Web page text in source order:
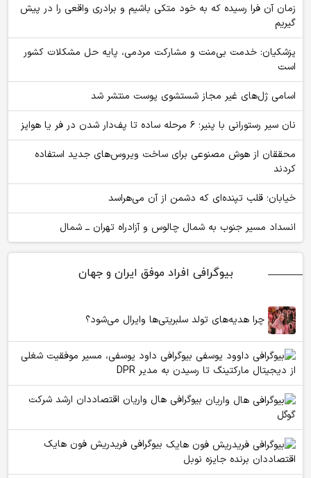
زمان آن فرا رسیده که به خود متکی باشیم و برادری واقعی را در پیش
گیریم
پزشکیان: خدمت بی‌منت و مشارکت مردمی، پایه حل مشکلات کشور
است
اسامی ژل‌های غیر مجاز شستشوی پوست منتشر شد
نان سیر رستورانی با پنیر؛ ۶ مرحله ساده تا پف‌دار شدن در فر یا هواپز
محققان از هوش مصنوعی برای ساخت ویروس‌های جدید استفاده
کردند
خیابان؛ قلب تپنده‌ای که دشمن از آن می‌هراسد
انسداد مسیر جنوب به شمال چالوس و آزادراه تهران ــ شمال
بیوگرافی افراد موفق ایران و جهان
چرا هدیه‌های تولد سلبریتی‌ها وایرال می‌شود؟
بیوگرافی داود یوسفی، مسیر موفقیت شغلی
از دیجیتال مارکتینگ تا رسیدن به مدیر DPR
بیوگرافی هال واریان اقتصاددان ارشد شرکت
گوگل
بیوگرافی فریدریش فون هایک
اقتصاددان برنده جایزه نوبل